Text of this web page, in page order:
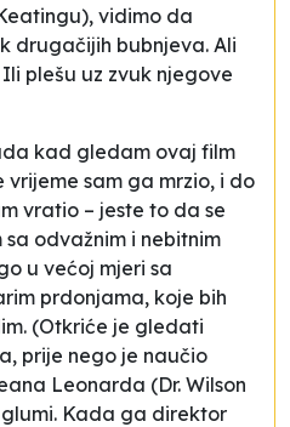
vidimo da
drugačijih bubnjeva. Ali
plešu uz zvuk njegove
kad gledam ovaj film
vrijeme sam ga mrzio, i do
vratio – jeste to da se
odvažnim i nebitnim
u većoj mjeri sa
prdonjama, koje bih
(Otkriće je gledati
prije nego je naučio
Leonarda (Dr. Wilson
Kada ga direktor